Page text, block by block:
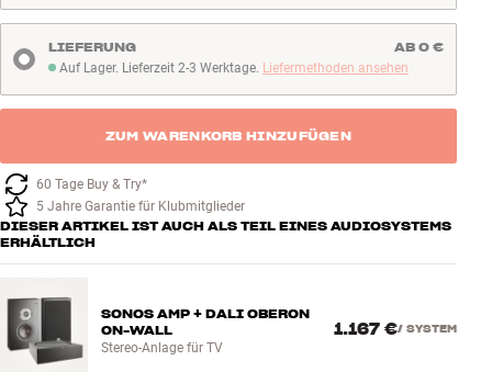
Auf Lager. Lieferzeit 2-3 Werktage
Auf Lager. Lieferzeit 2-3 Werktage. Liefermethoden ansehen
LIEFERUNG AB 0 €
ZUM WARENKORB HINZUFÜGEN
60 Tage Buy & Try*
5 Jahre Garantie für Klubmitglieder
DIESER ARTIKEL IST AUCH ALS TEIL EINES AUDIOSYSTEMS
ERHÄLTLICH
SONOS AMP + DALI OBERON
ON-WALL
Stereo-Anlage für TV
1.167 €/ SYSTEM